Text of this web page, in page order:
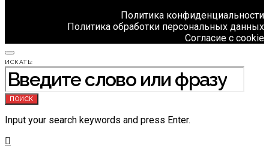
Политика конфиденциальности
Политика обработки персональных данных
Согласие с cookie
ИСКАТЬ:
ПОИСК
Input your search keywords and press Enter.